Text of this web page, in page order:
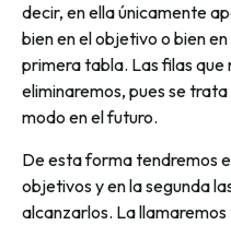
decir, en ella únicamente
bien en el objetivo o bien
primera tabla. Las filas
eliminaremos, pues se
modo en el futuro.
De esta forma tendremos
objetivos y en la segunda
alcanzarlos. La